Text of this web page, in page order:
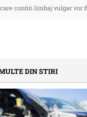
contin limbaj vulgar vor
DIN STIRI